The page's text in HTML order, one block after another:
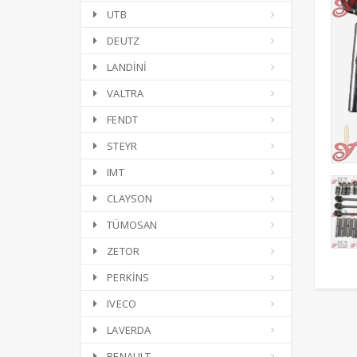
UTB
DEUTZ
LANDİNİ
VALTRA
FENDT
STEYR
IMT
CLAYSON
TÜMOSAN
ZETOR
PERKİNS
IVECO
LAVERDA